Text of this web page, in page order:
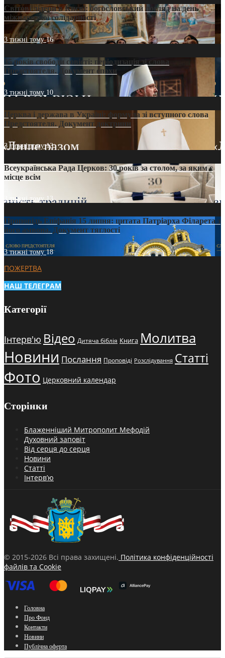
Світові лідери в Києві: богословський погляд на день
міжнародної солідарності
3 тижні тому16
35 років свободи совісті: періодизація зі слова
Предстоятеля. Документ епохи
3 тижні тому 10
Церква і держава в Україні: формула зі вступного слова
Предстоятеля. Документ доктрини
3 тижні тому13
Всеукраїнська Рада Церков: 30 років за столом, за яким є
місце всім
3 тижні тому13
Проповідь Епіфанія 15 липня: цитата Патріарха Філарета з
його амвона. Документ тяглості
3 тижні тому18
ПОЖЕРТВА
НАШ ТЕЛЕГРАМ
Категорії
Інтерв'ю Відео Дитяча біблія Книга Молитва
Новини Послання Проповіді Розслідування Статті
Фото Церковний календар
Сторінки
Блаженніший Митрополит Мефодій
Духовний заповіт
Від серця до серця
Новини
Статті
Інтерв’ю
© 2015-2026 Всі права захищені. Політика конфіденційності
файлів та Cookie
Головна
Про Фонд
Контакти
Новини
Публічна оферта